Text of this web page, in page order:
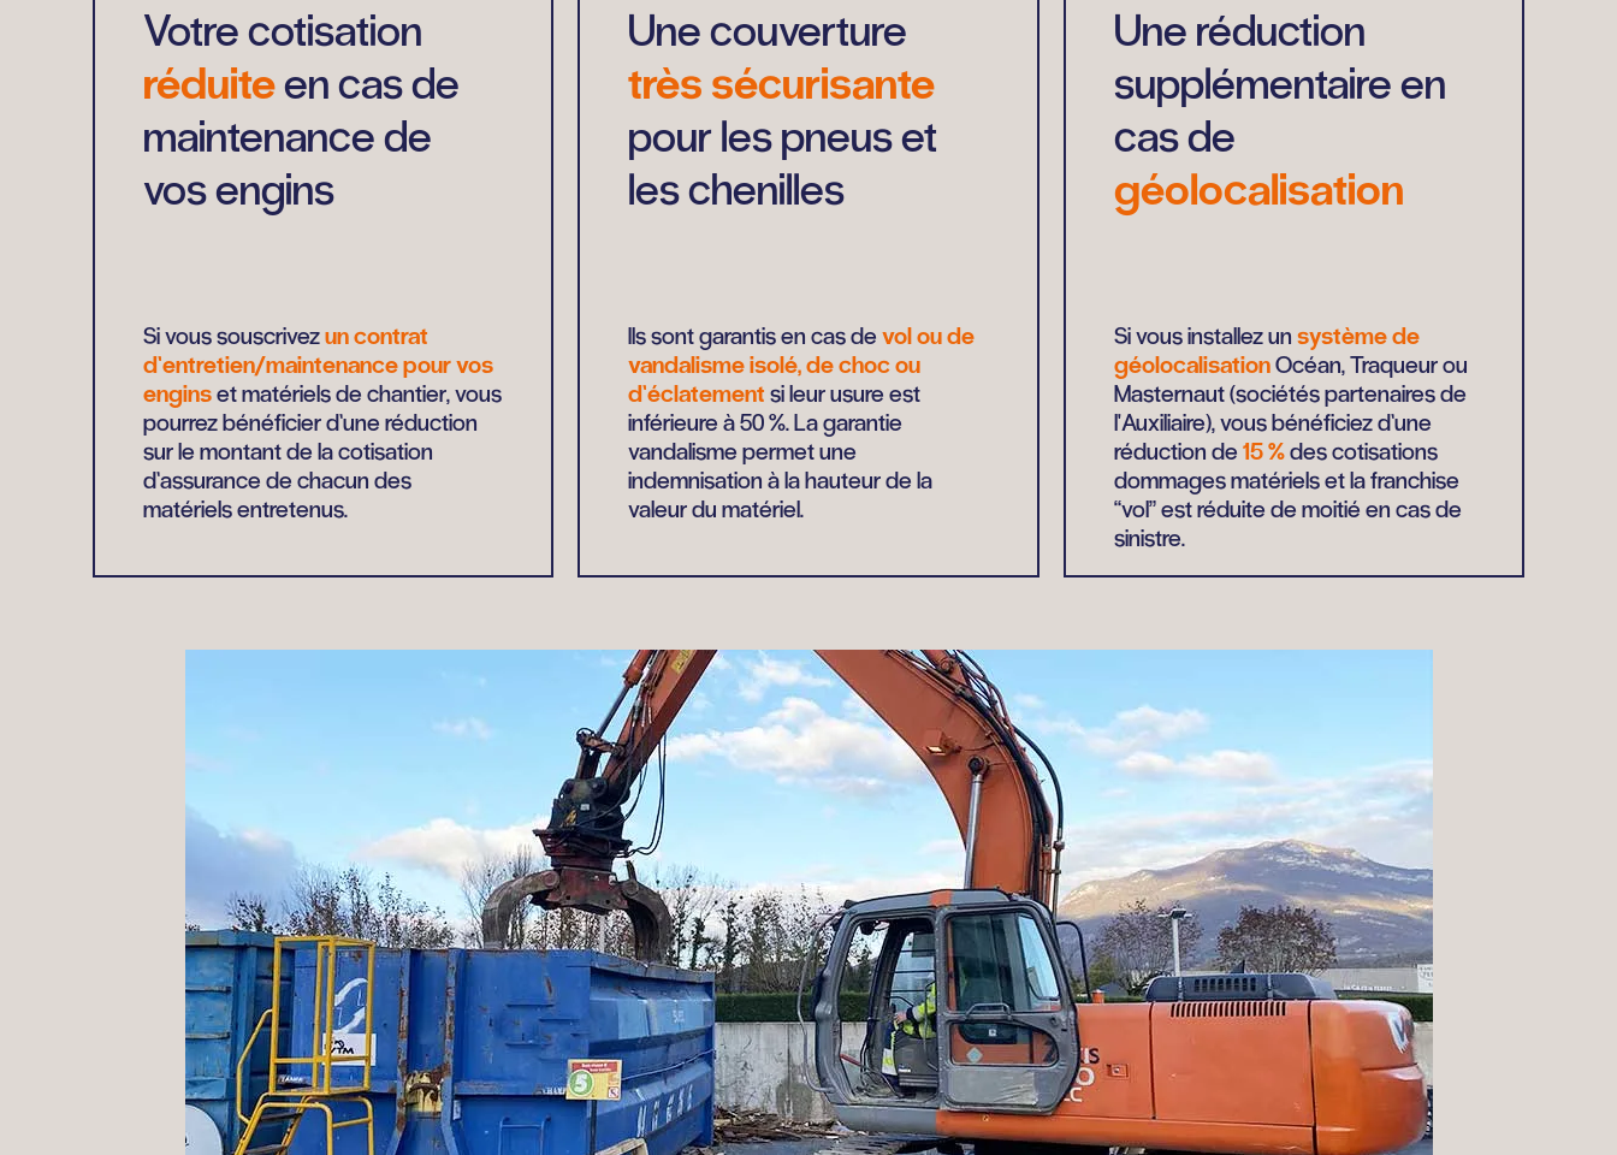
Votre cotisation
réduiteen cas de
maintenance de
vos engins
Si vous souscrivezun contrat
d’entretien/maintenance pour vos
enginset matériels de chantier, vous
pourrez bénéficier d’une réduction
sur le montant de la cotisation
d’assurance de chacun des
matériels entretenus.
Une couverture
très sécurisante
pour les pneus et
les chenilles
Ils sont garantis en cas devol ou de
vandalisme isolé, de choc ou
d’éclatement si leur usure est
inférieure à 50 %. La garantie
vandalisme permet une
indemnisation à la hauteur de la
valeur du matériel.
Une réduction
supplémentaire en
cas de
géolocalisation
Si vous installez un système de
géolocalisationOcéan, Traqueur ou
Masternaut (sociétés partenaires de
l'Auxiliaire), vous bénéficiez d’une
réduction de 15 %des cotisations
dommages matériels et la franchise
“vol” est réduite de moitié en cas de
sinistre.